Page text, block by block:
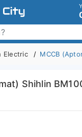
Electric MCCB
Shihlin